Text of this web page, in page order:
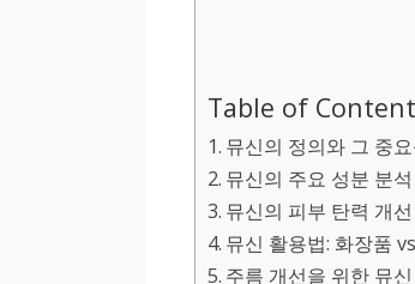
Table of
뮤신의 정의와 그 중
뮤신의 주요 성분 분석
뮤신의 피부 탄력 개
뮤신 활용법: 화장품
주름 개선을 위한 뮤